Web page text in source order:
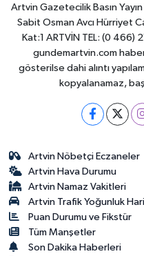
Artvin Gazetecilik Basın
Sabit Osman Avcı Hürriyet
Kat:1 ARTVİN TEL: (0 466)
gundemartvin.com
gösterilse dahi alıntı
kopyalanamaz,
Artvin Nöbetçi Eczaneler
Artvin Hava Durumu
Artvin Namaz Vakitleri
Artvin Trafik Yoğunluk
Puan Durumu ve Fikstür
Tüm Manşetler
Son Dakika Haberleri